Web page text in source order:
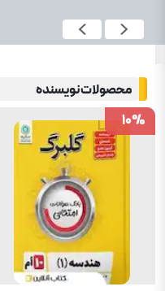
محصولات نویسنده
10%
10%